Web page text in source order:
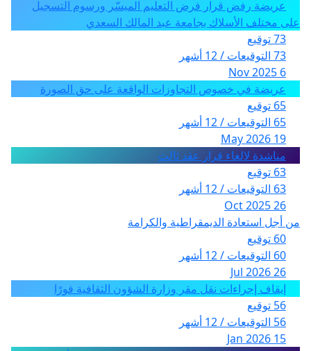
عريضة رفض قرار فرض التعليم الميسّر ورسوم التسجيل
على مختلف الأسلاك بجامعة عبد المالك السعدي
73 توقيع
73 التوقيعات / 12 أشهر
6 Nov 2025
عريضة في خصوص التجاوزات الواقعة على حق الصورة
65 توقيع
65 التوقيعات / 12 أشهر
19 May 2026
مناشدة لالغاء قرار عقد ثالث
63 توقيع
63 التوقيعات / 12 أشهر
26 Oct 2025
من أجل استعادة الديمقراطية والكرامة
60 توقيع
60 التوقيعات / 12 أشهر
26 Jul 2026
إيقاف إجراءات نقل مقر وزارة الشؤون الثقافية فورًا
56 توقيع
56 التوقيعات / 12 أشهر
15 Jan 2026